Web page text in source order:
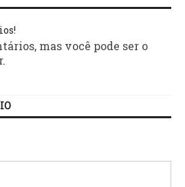
mas você pode ser o